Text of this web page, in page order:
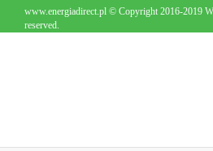
www.energiadirect.pl © Copyright 2016-2019
reserved.